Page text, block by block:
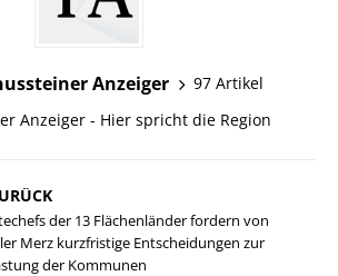
Anzeiger
97 Artikel
Anzeiger - Hier spricht die Region
der 13 Flächenländer fordern von
Merz kurzfristige Entscheidungen zur
der Kommunen